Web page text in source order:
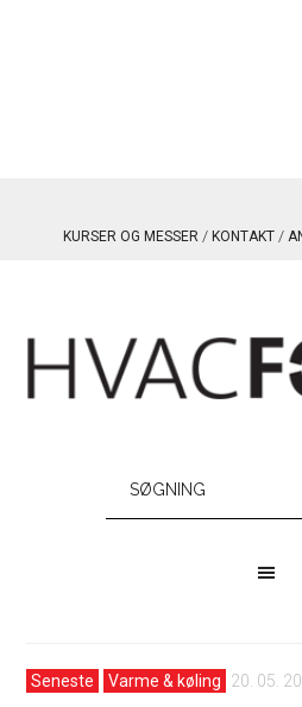
KURSER OG MESSER KONTAKT
Seneste Varme & køling 20. 05.